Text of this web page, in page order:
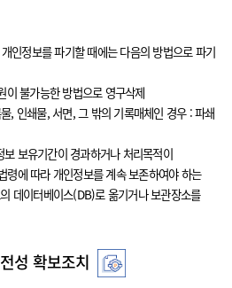
인정보를 파기할 때에는 다음의 방법으로 파기
이 불가능한 방법으로 영구삭제
, 인쇄물, 서면, 그 밖의 기록매체인 경우 : 파쇄
보유기간이 경과하거나 처리목적이
령에 따라 개인정보를 계속 보존하여야 하는
데이터베이스(DB)로 옮기거나 보관장소를
성 확보조치